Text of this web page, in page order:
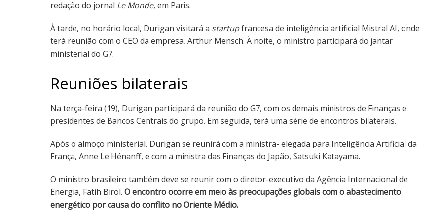
redação do jornal Le Monde, em Paris.
À tarde, no horário local, Durigan visitará a startupfrancesa de inteligência artificial Mistral AI, onde
terá reunião com o CEO da empresa, Arthur Mensch. À noite, o ministro participará do jantar
ministerial do G7.
Reuniões bilaterais
Na terça-feira (19), Durigan participará da reunião do G7, com os demais ministros de Finanças e
presidentes de Bancos Centrais do grupo. Em seguida, terá uma série de encontros bilaterais.
Após o almoço ministerial, Durigan se reunirá com a ministra- elegada para Inteligência Artificial da
França, Anne Le Hénanff, e com a ministra das Finanças do Japão, Satsuki Katayama.
O ministro brasileiro também deve se reunir com o diretor-executivo da Agência Internacional de
Energia, Fatih Birol. O encontro ocorre em meio às preocupações globais com o abastecimento
energético por causa do conflito no Oriente Médio.